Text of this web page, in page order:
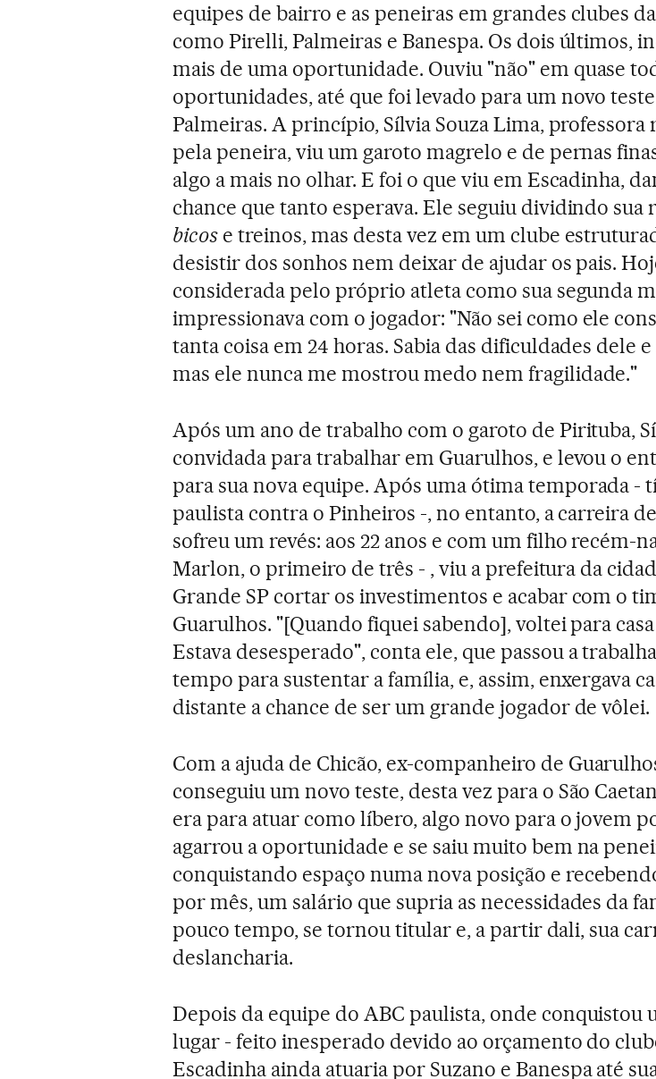
equipes de bairro e as peneiras em grandes clubes
como Pirelli, Palmeiras e Banespa. Os dois últimos,
mais de uma oportunidade. Ouviu "não" em quase
oportunidades, até que foi levado para um novo
Palmeiras. A princípio, Sílvia Souza Lima, professora
pela peneira, viu um garoto magrelo e de pernas
algo a mais no olhar. E foi o que viu em Escadinha,
chance que tanto esperava. Ele seguiu dividindo sua
bicos e treinos, mas desta vez em um clube
desistir dos sonhos nem deixar de ajudar os pais.
considerada pelo próprio atleta como sua segunda
impressionava com o jogador: "Não sei como ele
tanta coisa em 24 horas. Sabia das dificuldades dele
mas ele nunca me mostrou medo nem fragilidade."
Após um ano de trabalho com o garoto de Pirituba,
convidada para trabalhar em Guarulhos, e levou o
para sua nova equipe. Após uma ótima temporada -
paulista contra o Pinheiros -, no entanto, a carreira
sofreu um revés: aos 22 anos e com um filho recém-
Marlon, o primeiro de três - , viu a prefeitura da
Grande SP cortar os investimentos e acabar com o
Guarulhos. "[Quando fiquei sabendo], voltei para
Estava desesperado", conta ele, que passou a
tempo para sustentar a família, e, assim, enxergava
distante a chance de ser um grande jogador de vôlei.
Com a ajuda de Chicão, ex-companheiro de
conseguiu um novo teste, desta vez para o São
era para atuar como líbero, algo novo para o jovem
agarrou a oportunidade e se saiu muito bem na
conquistando espaço numa nova posição e
por mês, um salário que supria as necessidades da
pouco tempo, se tornou titular e, a partir dali, sua
deslancharia.
Depois da equipe do ABC paulista, onde conquistou
lugar - feito inesperado devido ao orçamento do
Escadinha ainda atuaria por Suzano e Banespa até